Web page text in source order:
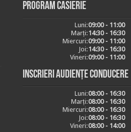
Program casierie
Luni:09:00 - 11:00
Marți:14:30 - 16:30
Miercuri:09:00 - 11:00
Joi:14:30 - 16:30
Vineri:09:00 - 11:00
Inscrieri audiențe conducere
Luni:08:00 - 16:30
Marți:08:00 - 16:30
Miercuri:08:00 - 16:30
Joi:08:00 - 16:30
Vineri:08:00 - 14:00